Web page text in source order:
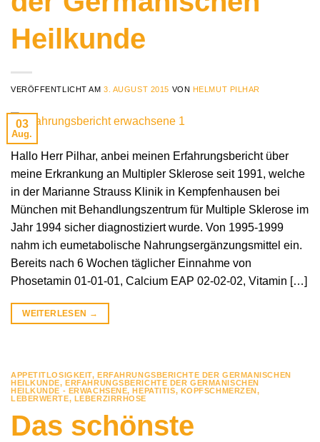
Heilkunde
VERÖFFENTLICHT AM3. AUGUST 2015 VON HELMUT PILHAR
03
Aug.
Hallo Herr Pilhar, anbei meinen Erfahrungsbericht über
meine Erkrankung an Multipler Sklerose seit 1991, welche
in der Marianne Strauss Klinik in Kempfenhausen bei
München mit Behandlungszentrum für Multiple Sklerose im
Jahr 1994 sicher diagnostiziert wurde. Von 1995-1999
nahm ich eumetabolische Nahrungsergänzungsmittel ein.
Bereits nach 6 Wochen täglicher Einnahme von
Phosetamin 01-01-01, Calcium EAP 02-02-02, Vitamin […]
WEITERLESEN →
APPETITLOSIGKEIT,ERFAHRUNGSBERICHTE DER GERMANISCHEN
HEILKUNDE,ERFAHRUNGSBERICHTE DER GERMANISCHEN
HEILKUNDE - ERWACHSENE,HEPATITIS, KOPFSCHMERZEN,
LEBERWERTE, LEBERZIRRHOSE
Das schönste